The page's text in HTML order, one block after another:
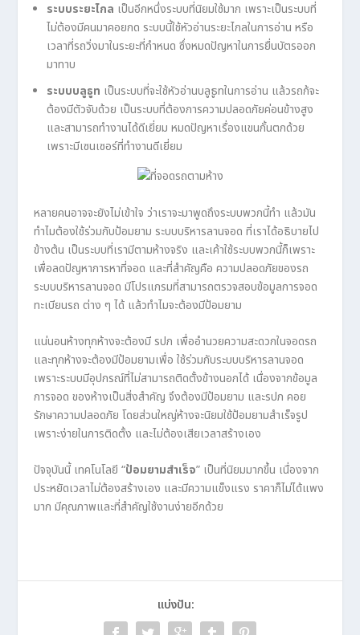
ระบบระยะไกล เป็นอีกหนึ่งระบบที่นิยมใช้มาก เพราะเป็นระบบที่
ไม่ต้องมีคนมาคอยกด ระบบนี้ใช้หัวอ่านระยะไกลในการอ่าน หรือ
เวลาที่รถวิ่งมาในระยะที่กำหนด ซึ่งหมดปัญหาในการยื่นบัตรออก
มาทาบ
ระบบบลูธูท เป็นระบบที่จะใช้หัวอ่านบลูธูทในการอ่าน แล้วรถก้จะ
ต้องมีตัวจับด้วย เป็นระบบที่ต้องการความปลอดภัยค่อนข้างสูง
และสามารถทำงานได้ดีเยี่ยม หมดปัญหาเรื่องแขนกั้นตกด้วย
เพราะมีเซนเซอร์ที่ทำงานดีเยี่ยม
หลายคนอาจจะยังไม่เข้าใจ ว่าเราจะมาพูดถึงระบบพวกนี้ทำ แล้วมัน
ทำไมต้องใช้ร่วมกับป้อมยาม ระบบบริหารลานจอด ที่เราได้อธิบายไป
ข้างต้น เป็นระบบที่เรามีตามห้างจริง และเค้าใช้ระบบพวกนี้ก็เพราะ
เพื่อลดปัญหาการหาที่จอด และที่สำคัญคือ ความปลอดภัยของรถ
ระบบบริหารลานจอด มีโปรแกรมที่สามารถตรวจสอบข้อมูลการจอด
ทะเบียนรถ ต่าง ๆ ได้ แล้วทำไมจะต้องมีป้อมยาม
แน่นอนห้างทุกห้างจะต้องมี รปภ เพื่ออำนวยความสะดวกในจอดรถ
และทุกห้างจะต้องมีป้อมยามเพื่อ ใช้ร่วมกับระบบบริหารลานจอด
เพราะระบบมีอุปกรณ์ที่ไม่สามารถติดตั้งข้างนอกได้ เนื่องจากข้อมูล
การจอด ของห้างเป็นสิ่งสำคัญ จึงต้องมีป้อมยาม และรปภ คอย
รักษาความปลอดภัย โดยส่วนใหญ่ห้างจะนิยมใช้ป้อมยามสำเร็จรูป
เพราะง่ายในการติดตั้ง และไม่ต้องเสียเวลาสร้างเอง
ปัจจุบันนี้ เทคโนโลยี “ป้อมยามสำเร็จ” เป็นที่นิยมมากขึ้น เนื่องจาก
ประหยัดเวลาไม่ต้องสร้างเอง และมีความแข็งแรง ราคาก็ไม่ได้แพง
มาก มีคุณภาพและที่สำคัญใช้งานง่ายอีกด้วย
แบ่งปัน: